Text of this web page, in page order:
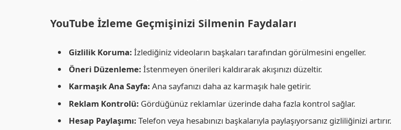
YouTube İzleme Geçmişinizi Silmenin Faydaları
Gizlilik Koruma: İzlediğiniz videoların başkaları tarafından görülmesini engeller.
Öneri Düzenleme: İstenmeyen önerileri kaldırarak akışınızı düzeltir.
Karmaşık Ana Sayfa: Ana sayfanızı daha az karmaşık hale getirir.
Reklam Kontrolü: Gördüğünüz reklamlar üzerinde daha fazla kontrol sağlar.
Hesap Paylaşımı: Telefon veya hesabınızı başkalarıyla paylaşıyorsanız gizliliğinizi artırır.